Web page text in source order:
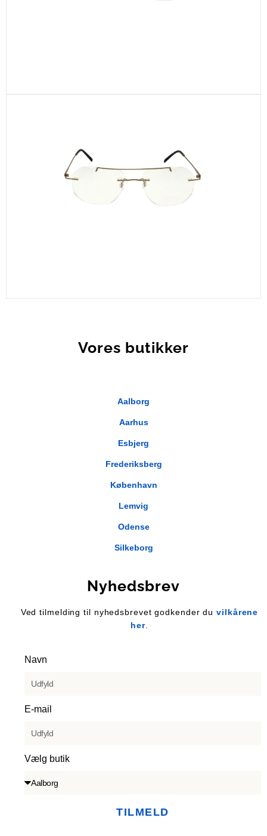
Vores butikker
Aalborg
Aarhus
Esbjerg
Frederiksberg
København
Lemvig
Odense
Silkeborg
Nyhedsbrev
Ved tilmelding til nyhedsbrevet godkender duvilkårene
her.
Navn
E-mail
Vælg butik
TILMELD